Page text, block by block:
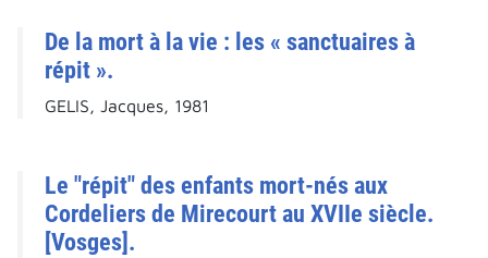
De la mort à la vie : les « sanctuaires à
répit ».
GELIS, Jacques, 1981
Le "répit" des enfants mort-nés aux
Cordeliers de Mirecourt au XVIIe siècle.
[Vosges].